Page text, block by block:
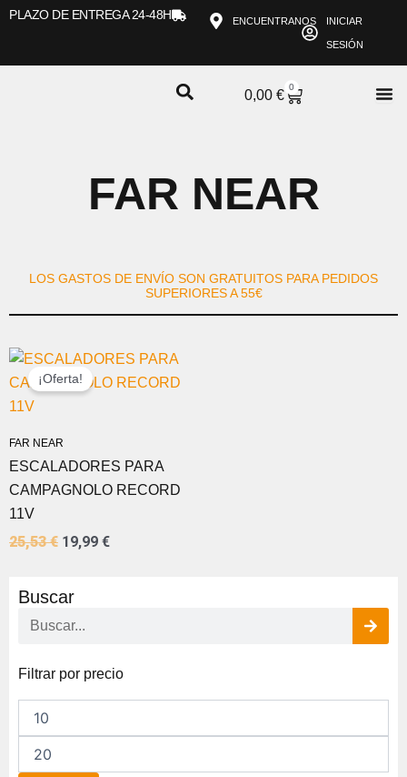
PLAZO DE ENTREGA 24-48H ENCUENTRANOS INICIAR
SESIÓN
0,00€
0
CARRITO
FAR NEAR
LOS GASTOS DE ENVÍO SON GRATUITOS PARA PEDIDOS
SUPERIORES A 55€
Buscar
Filtrar por precio
Precio
Precio
FAR NEAR
¡Oferta!
ESCALADORES PARA
CAMPAGNOLO RECORD
11V
25,53€
EL
PRECIO
ORIGINAL
19,99 €
EL
PRECIO
ACTUAL